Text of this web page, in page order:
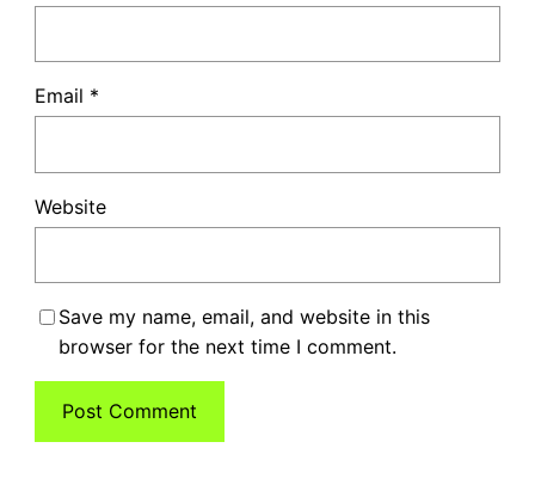
Email *
Website
Save my name, email, and website in this
browser for the next time I comment.